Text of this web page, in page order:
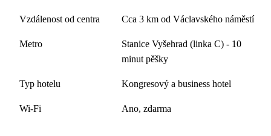
Vzdálenost od centra Cca 3 km od Václavského náměstí
Metro
Stanice Vyšehrad (linka C) - 10
minut pěšky
Typ hotelu Kongresový a business hotel
Wi-Fi Ano, zdarma